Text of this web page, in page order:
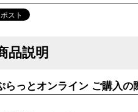
品説明
らっとオンライン ご購入の